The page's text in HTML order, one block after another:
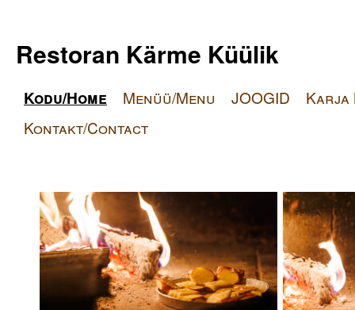
Restoran Kärme Küülik
Kodu/Home Menüü/Menu JOOGID
Karja
Kontakt/Contact